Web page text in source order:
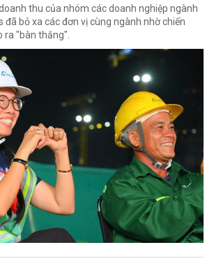
thu của nhóm các doanh nghiệp ngành
đã bỏ xa các đơn vị cùng ngành nhờ chiến
ra "bàn thắng".